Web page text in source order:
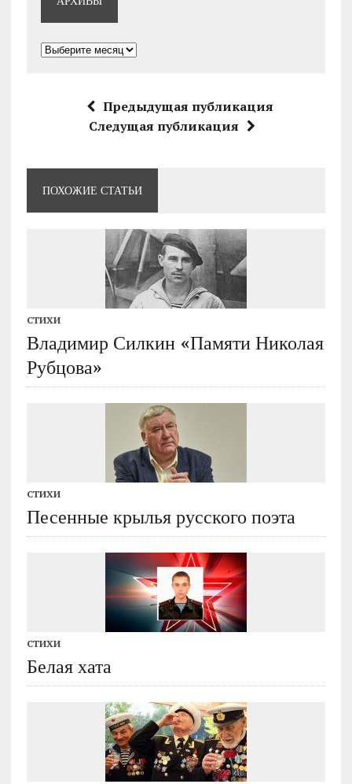
Архивы
Предыдущая публикация
Следущая публикация
ПОХОЖИЕ СТАТЬИ
СТИХИ
Владимир Силкин «Памяти Николая
Рубцова»
СТИХИ
Песенные крылья русского поэта
СТИХИ
Белая хата